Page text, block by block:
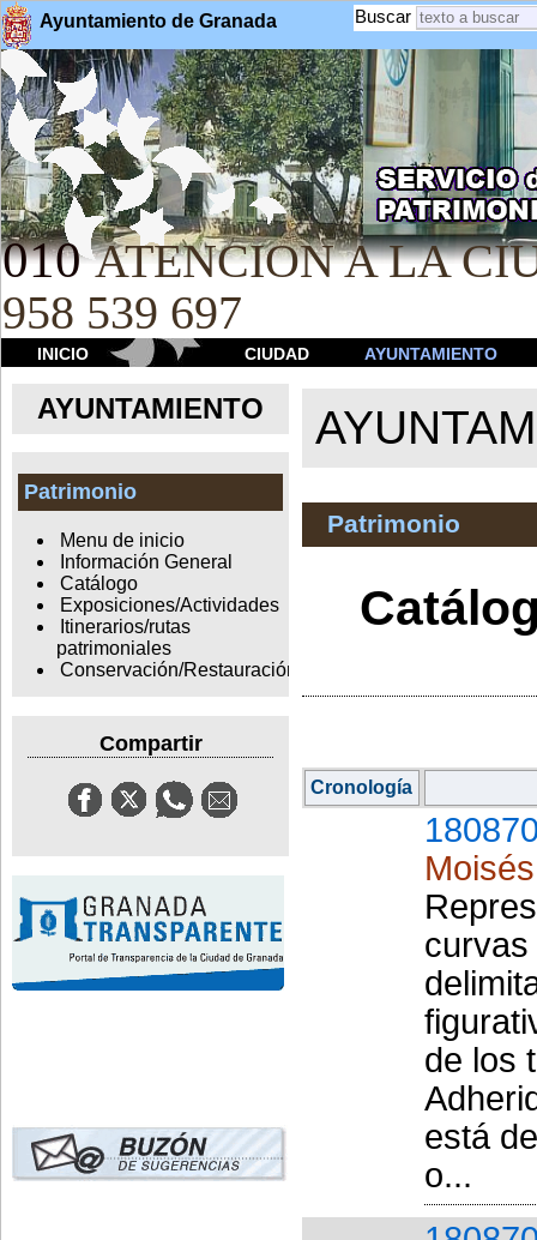
Ayuntamiento de Granada Buscar
010 ATENCION A LA
958 539 697
INICIO CIUDAD AYUNTAMIENTO
AYUNTAMIENTO
Patrimonio
Menu de inicio
Información General
Catálogo
Exposiciones/Actividades
Itinerarios/rutas
patrimoniales
Conservación/Restauración
Compartir
Patrimonio
Cronología
Moisés
de los
está
o...